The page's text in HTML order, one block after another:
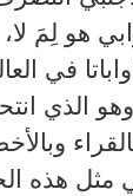
هو لِمَ
في
الذي
هذه